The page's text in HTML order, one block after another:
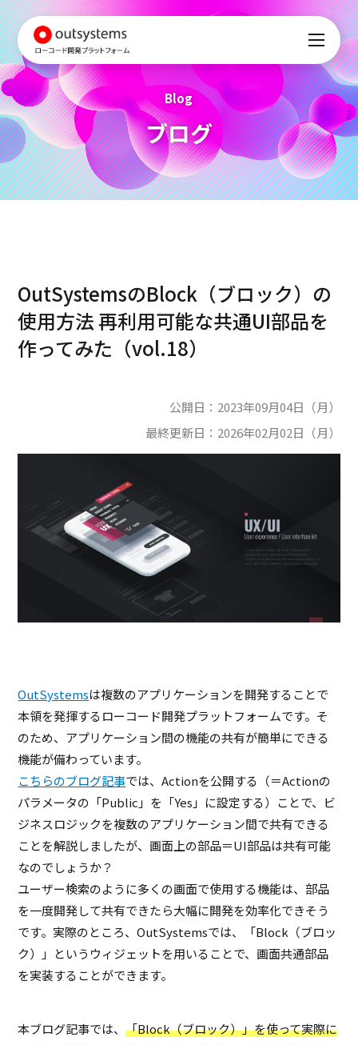
Blog
ブログ
OutSystemsのBlock（ブロック）の
使用方法 再利用可能な共通UI部品を
作ってみた（vol.18）
公開日： 2023年09月04日（月）
最終更新日： 2026年02月02日（月）
OutSystemsは複数のアプリケーションを開発することで
本領を発揮するローコード開発プラットフォームです。そ
のため、アプリケーション間の機能の共有が簡単にできる
機能が備わっています。
こちらのブログ記事では、Actionを公開する（＝Actionの
パラメータの「Public」を「Yes」に設定する）ことで、ビ
ジネスロジックを複数のアプリケーション間で共有できる
ことを解説しましたが、画面上の部品＝UI部品は共有可能
なのでしょうか？
ユーザー検索のように多くの画面で使用する機能は、部品
を一度開発して共有できたら大幅に開発を効率化できそう
です。実際のところ、OutSystemsでは、「Block（ブロッ
ク）」というウィジェットを用いることで、画面共通部品
を実装することができます。
本ブログ記事では、「Block（ブロック）」を使って実際に